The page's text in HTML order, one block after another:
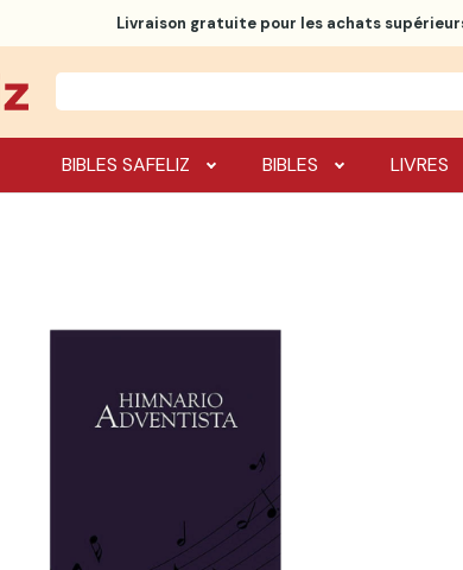
Livraison gratuitepour les achats
BIBLES SAFELIZ BIBLES LIVRES